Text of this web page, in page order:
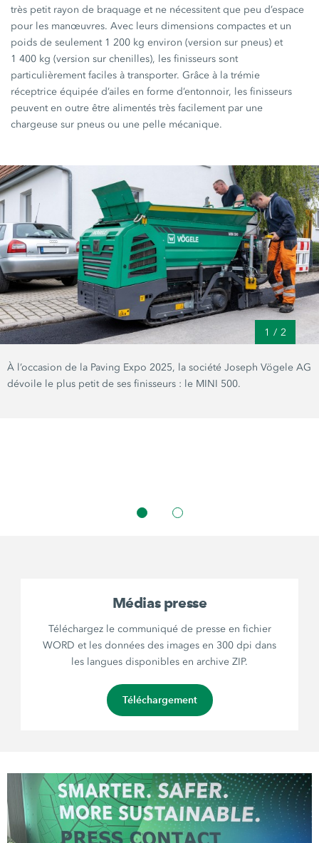
très petit rayon de braquage et ne nécessitent que peu d’espace
pour les manœuvres. Avec leurs dimensions compactes et un
poids de seulement 1 200 kg environ (version sur pneus) et
1 400 kg (version sur chenilles), les finisseurs sont
particulièrement faciles à transporter. Grâce à la trémie
réceptrice équipée d’ailes en forme d’entonnoir, les finisseurs
peuvent en outre être alimentés très facilement par une
chargeuse sur pneus ou une pelle mécanique.
1 / 2
À l’occasion de la Paving Expo 2025, la société Joseph Vögele AG
dévoile le plus petit de ses finisseurs : le MINI 500.
Médias presse
Téléchargez le communiqué de presse en fichier
WORD et les données des images en 300 dpi dans
les langues disponibles en archive ZIP.
Téléchargement